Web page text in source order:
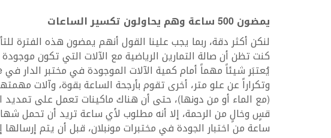
يمضون 500 ساعة وهم يحاولون تكسير الساعات
لنكن أكثر دقة، ربما يجب علينا القول أنهم يمضون هذه الفترة
كنت تظن أن صالة التمارين الرياضية مع الآلات التي تكون
وتكراراً عن علو متر، أخرى تقوم بأرجحة الساعة بقوة، وآلات
(مع الماء أو من دونها)، حتى أن هناك ماكينات تعمل على
ساعة من اختبار الجودة في مختبرات مونبلان، قبل أن يتم